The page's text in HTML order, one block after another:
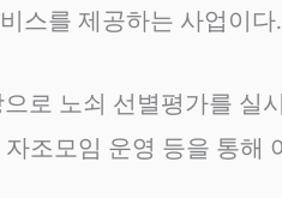
스를 제공하는 사업이다.
로 노쇠 선별평가를 실
조모임 운영 등을 통해